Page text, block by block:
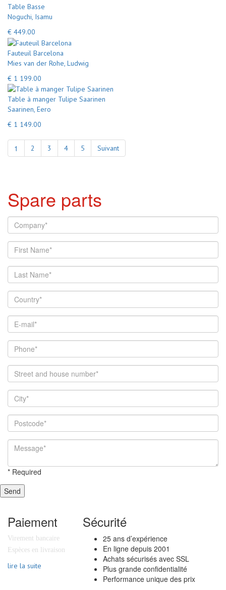
Table Basse
Noguchi, Isamu
€ 449.00
Fauteuil Barcelona
Mies van der Rohe, Ludwig
€ 1 199.00
Table à manger Tulipe Saarinen
Saarinen, Eero
€ 1 149.00
1 2 3 4 5 Suivant
Spare parts
* Required
Send
Paiement
Virement bancaire
Espèces en livraison
lire la suite
Sécurité
25 ans d’expérience
En ligne depuis 2001
Achats sécurisés avec SSL
Plus grande confidentialité
Performance unique des prix